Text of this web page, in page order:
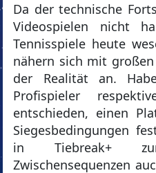
Da der technische
Videospielen nicht
Tennisspiele heute
nähern sich mit
der Realität an.
Profispieler
entschieden, einen
Siegesbedingungen
in Tiebreak+
Zwischensequenzen